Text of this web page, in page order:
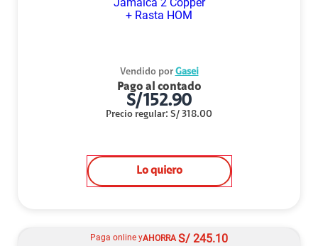
Vendido por Gasei
Pago al contado
S/152.90
Precio regular: S/ 318.00
Lo quiero
Paga online yAHORRA S/ 245.10